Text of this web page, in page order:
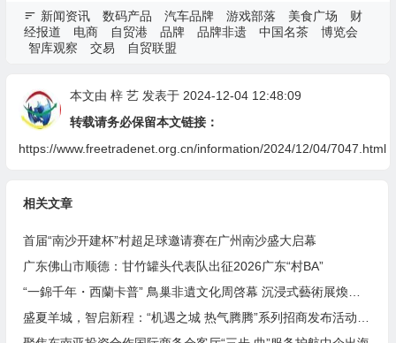
新闻资讯 数码产品 汽车品牌 游戏部落 美食广场
财
经报道
电商 自贸港 品牌 品牌非遗 中国名茶
博览会
智库观察
交易 自贸联盟
本文由 梓 艺发表于 2024-12-04 12:48:09
转载请务必保留本文链接：
https://www.freetradenet.org.cn/information/2024/12/04/7047.html
相关文章
首届“南沙开建杯”村超足球邀请赛在广州南沙盛大启幕
广东佛山市顺德：甘竹罐头代表队出征2026广东“村BA”
“一錦千年・西蘭卡普” 鳥巢非遺文化周啓幕 沉浸式藝術展煥活土家織錦千年文脈